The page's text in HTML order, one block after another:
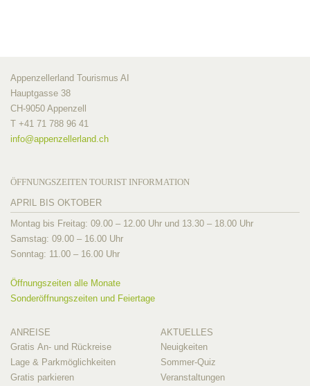
Appenzellerland Tourismus AI
Hauptgasse 38
CH-9050 Appenzell
T +41 71 788 96 41
info@appenzellerland.ch
ÖFFNUNGSZEITEN TOURIST INFORMATION
APRIL BIS OKTOBER
Montag bis Freitag: 09.00 – 12.00 Uhr und 13.30 – 18.00 Uhr
Samstag: 09.00 – 16.00 Uhr
Sonntag: 11.00 – 16.00 Uhr
Öffnungszeiten alle Monate
Sonderöffnungszeiten und Feiertage
ANREISE
Gratis An- und Rückreise
Lage & Parkmöglichkeiten
Gratis parkieren
AKTUELLES
Neuigkeiten
Sommer-Quiz
Veranstaltungen